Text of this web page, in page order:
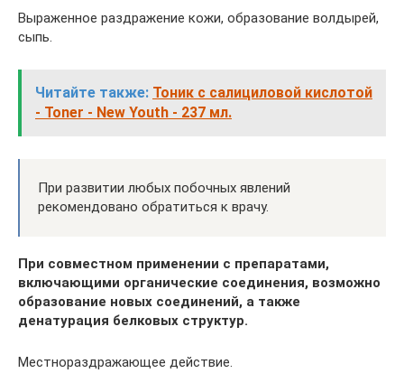
Выраженное раздражение кожи, образование волдырей,
сыпь.
Читайте также: Тоник с салициловой кислотой
- Toner - New Youth - 237 мл.
При развитии любых побочных явлений
рекомендовано обратиться к врачу.
При совместном применении с препаратами,
включающими органические соединения, возможно
образование новых соединений, а также
денатурация белковых структур.
Местнораздражающее действие.